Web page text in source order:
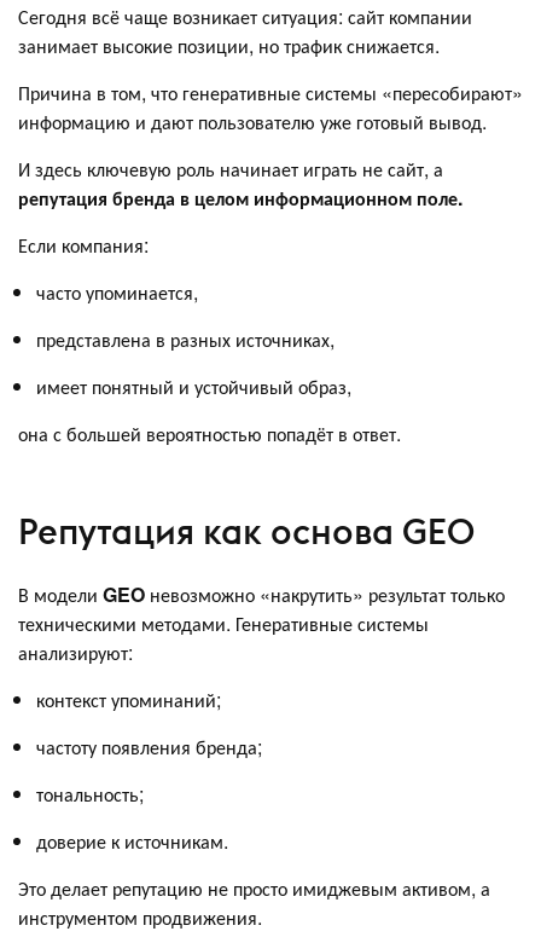
Сегодня всё чаще возникает ситуация: сайт компании
занимает высокие позиции, но трафик снижается.
Причина в том, что генеративные системы «пересобирают»
информацию и дают пользователю уже готовый вывод.
И здесь ключевую роль начинает играть не сайт, а
репутация бренда в целом информационном поле.
Если компания:
часто упоминается,
представлена в разных источниках,
имеет понятный и устойчивый образ,
она с большей вероятностью попадёт в ответ.
Репутация как основа GEO
В модели GEO невозможно «накрутить» результат только
техническими методами. Генеративные системы
анализируют:
контекст упоминаний;
частоту появления бренда;
тональность;
доверие к источникам.
Это делает репутацию не просто имиджевым активом, а
инструментом продвижения.